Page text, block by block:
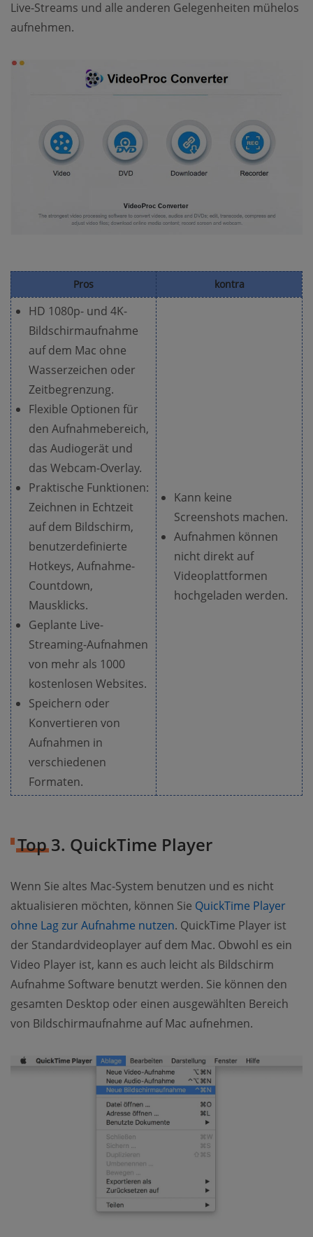
Live-Streams und alle anderen Gelegenheiten mühelos
aufnehmen.
Pros kontra
HD 1080p- und 4K-
Bildschirmaufnahme
auf dem Mac ohne
Wasserzeichen oder
Zeitbegrenzung.
Flexible Optionen für
den Aufnahmebereich,
das Audiogerät und
das Webcam-Overlay.
Praktische Funktionen:
Zeichnen in Echtzeit
auf dem Bildschirm,
benutzerdefinierte
Hotkeys, Aufnahme-
Countdown,
Mausklicks.
Geplante Live-
Streaming-Aufnahmen
von mehr als 1000
kostenlosen Websites.
Speichern oder
Konvertieren von
Aufnahmen in
verschiedenen
Formaten.
Kann keine
Screenshots machen.
Aufnahmen können
nicht direkt auf
Videoplattformen
hochgeladen werden.
Top 3. QuickTime Player
Wenn Sie altes Mac-System benutzen und es nicht
aktualisieren möchten, können Sie QuickTime Player
ohne Lag zur Aufnahme nutzen. QuickTime Player ist
der Standardvideoplayer auf dem Mac. Obwohl es ein
Video Player ist, kann es auch leicht als Bildschirm
Aufnahme Software benutzt werden. Sie können den
gesamten Desktop oder einen ausgewählten Bereich
von Bildschirmaufnahme auf Mac aufnehmen.